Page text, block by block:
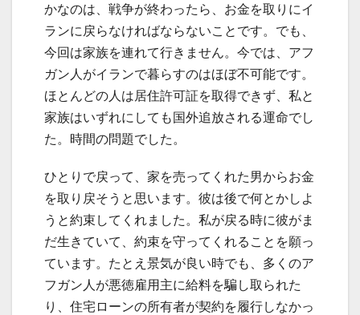
かなのは、戦争が終わったら、お金を取りにイ
ランに戻らなければならないことです。でも、
今回は家族を連れて行きません。今では、アフ
ガン人がイランで暮らすのはほぼ不可能です。
ほとんどの人は居住許可証を取得できず、私と
家族はいずれにしても国外追放される運命でし
た。時間の問題でした。
ひとりで戻って、家を売ってくれた男からお金
を取り戻そうと思います。彼は後で何とかしよ
うと約束してくれました。私が戻る時に彼がま
だ生きていて、約束を守ってくれることを願っ
ています。たとえ景気が良い時でも、多くのア
フガン人が悪徳雇用主に給料を騙し取られた
り、住宅ローンの所有者が契約を履行しなかっ